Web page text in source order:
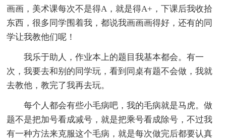
画画，美术课每次不是得A，就是得A+，下课后我收拾
东西，很多同学围着我，都说我画画画得好，还有的同
学让我教他们呢！
我乐于助人，作业本上的题目我基本都会。有一
次，我要去和别的同学玩，看到同桌有题不会做，我就
去教他，教完了我再去玩。
每个人都会有些小毛病吧，我的毛病就是马虎。做
题不是把加号看成减号，就是把乘号看成除号，不过我
有一种方法来克服这个毛病，就是每次做完后都要认真